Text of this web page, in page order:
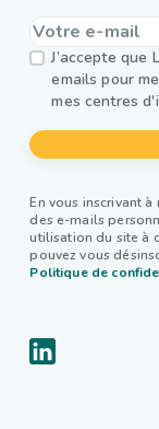
J’accepte que
emails pour
mes centres
En vous inscrivant
des e-mails
utilisation du site à
pouvez vous
Politique de